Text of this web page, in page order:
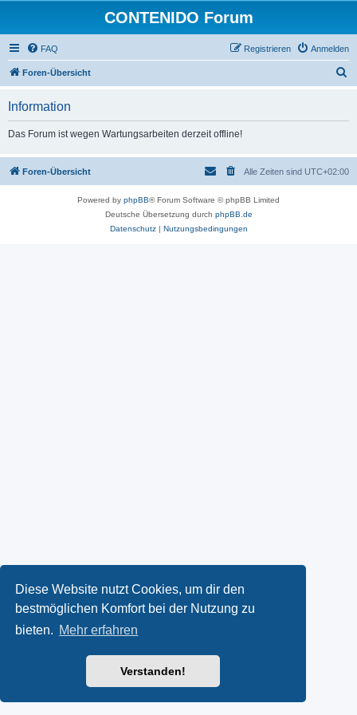
Diese Website nutzt Cookies, um dir den
bestmöglichen Komfort bei der Nutzung zu
bieten. Mehr erfahren
Verstanden!
CONTENIDO Forum
FAQ Anmelden
Registrieren
Foren-Übersicht
Information
Das Forum ist wegen Wartungsarbeiten derzeit offline!
Foren-Übersicht Alle Zeiten sind UTC+02:00
Powered by phpBB® Forum Software © phpBB Limited
Deutsche Übersetzung durch phpBB.de
Datenschutz| Nutzungsbedingungen